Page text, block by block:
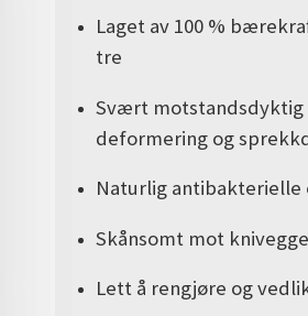
Laget av 100 %
tre
Svært
deformering og
Naturlig antibakterielle
Skånsomt mot
Lett å rengjøre og